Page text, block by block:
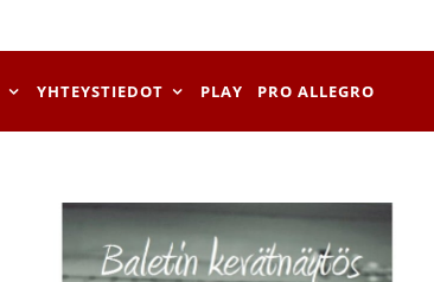
YHTEYSTIEDOT PLAY PRO ALLEGRO